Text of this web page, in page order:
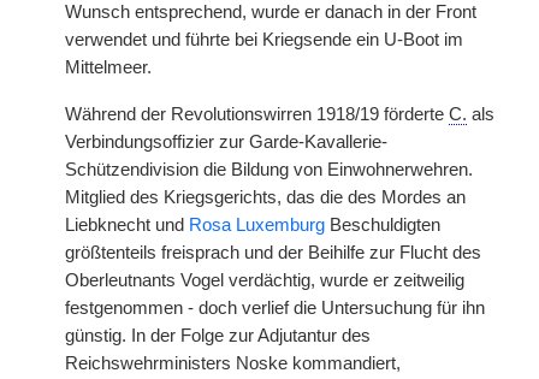
Wunsch entsprechend, wurde er danach in der Front
verwendet und führte bei Kriegsende ein U-Boot im
Mittelmeer.
Während der Revolutionswirren 1918/19 förderte C. als
Verbindungsoffizier zur Garde-Kavallerie-
Schützendivision die Bildung von Einwohnerwehren.
Mitglied des Kriegsgerichts, das die des Mordes an
Liebknecht und Rosa Luxemburg Beschuldigten
größtenteils freisprach und der Beihilfe zur Flucht des
Oberleutnants Vogel verdächtig, wurde er zeitweilig
festgenommen - doch verlief die Untersuchung für ihn
günstig. In der Folge zur Adjutantur des
Reichswehrministers Noske kommandiert,